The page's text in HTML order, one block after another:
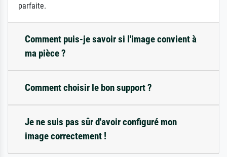
parfaite.
Comment puis-je savoir si l'image convient à
ma pièce ?
Comment choisir le bon support ?
Je ne suis pas sûr d'avoir configuré mon
image correctement !